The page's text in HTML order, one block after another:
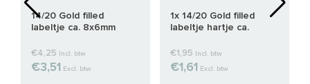
14/20 Gold filled
labeltje ca. 8x6mm
€4,25 Incl. btw
€3,51 Excl. btw
1x 14/20 Gold filled
labeltje hartje ca.
€1,95 Incl. btw
€1,61 Excl. btw